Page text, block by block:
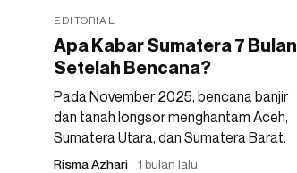
EDITORIAL
Apa Kabar Sumatera 7 Bulan
Setelah Bencana?
Pada November 2025, bencana banjir
dan tanah longsor menghantam Aceh,
Sumatera Utara, dan Sumatera Barat.
Risma Azhari 1 bulan lalu